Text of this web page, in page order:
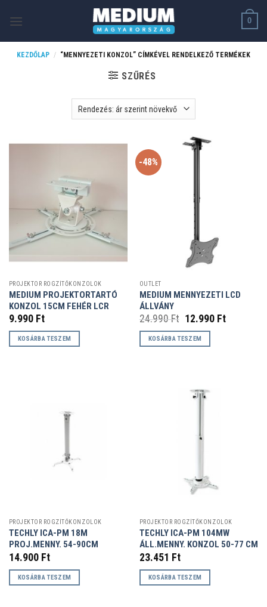
0
KEZDŐLAP / “MENNYEZETI KONZOL” CÍMKÉVEL RENDELKEZŐ TERMÉKEK
SZŰRÉS
PROJEKTOR RÖGZÍTŐKONZOLOK
MEDIUM PROJEKTORTARTÓ
KONZOL 15CM FEHÉR LCR
9.990 Ft
KOSÁRBA TESZEM
-48%
OUTLET
MEDIUM MENNYEZETI LCD
ÁLLVÁNY
24.990Ft Original
price
was:
24.990 Ft.
12.990 FtCurrent
KOSÁRBA TESZEM
PROJEKTOR RÖGZÍTŐKONZOLOK
TECHLY ICA-PM 18M
PROJ.MENNY. 54-90CM
14.900 Ft
KOSÁRBA TESZEM
PROJEKTOR RÖGZÍTŐKONZOLOK
TECHLY ICA-PM 104MW
ÁLL.MENNY. KONZOL 50-77 CM
23.451 Ft
KOSÁRBA TESZEM